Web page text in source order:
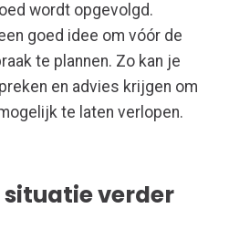
wordt opgevolgd.
goed idee om vóór de
te plannen. Zo kan je
en advies krijgen om
te laten verlopen.
situatie verder